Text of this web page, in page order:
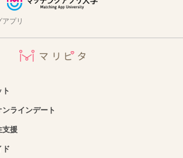
プリ
ラインデート
支援
ド